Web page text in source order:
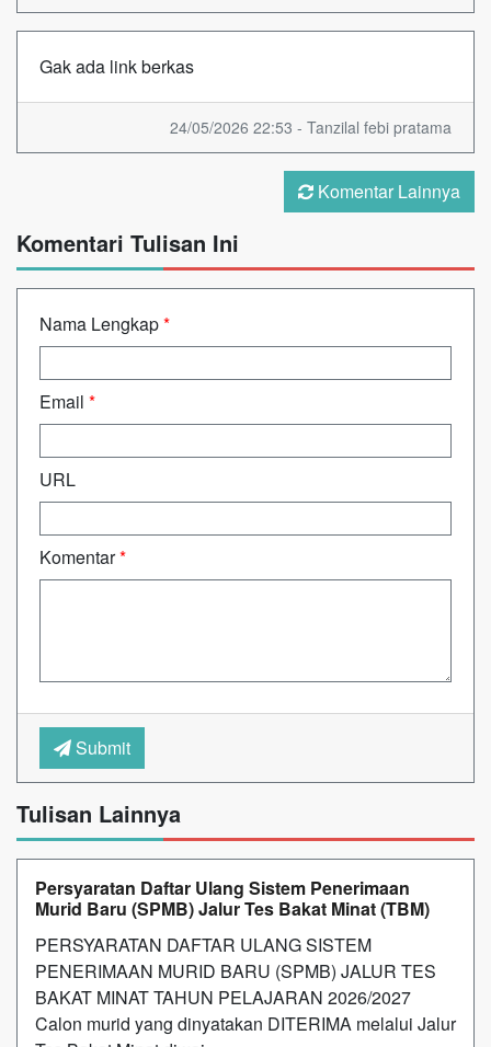
Gak ada link berkas
24/05/2026 22:53 - Tanzilal febi pratama
Komentar Lainnya
Komentari Tulisan Ini
Nama Lengkap*
Email *
URL
Komentar*
Submit
Tulisan Lainnya
Persyaratan Daftar Ulang Sistem Penerimaan
Murid Baru (SPMB) Jalur Tes Bakat Minat (TBM)
PERSYARATAN DAFTAR ULANG SISTEM
PENERIMAAN MURID BARU (SPMB) JALUR TES
BAKAT MINAT TAHUN PELAJARAN 2026/2027
Calon murid yang dinyatakan DITERIMA melalui Jalur